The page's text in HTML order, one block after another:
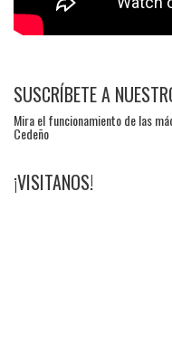
SUSCRÍBETE A
Mira el funcionamiento de las
Cedeño
¡VISITANOS!